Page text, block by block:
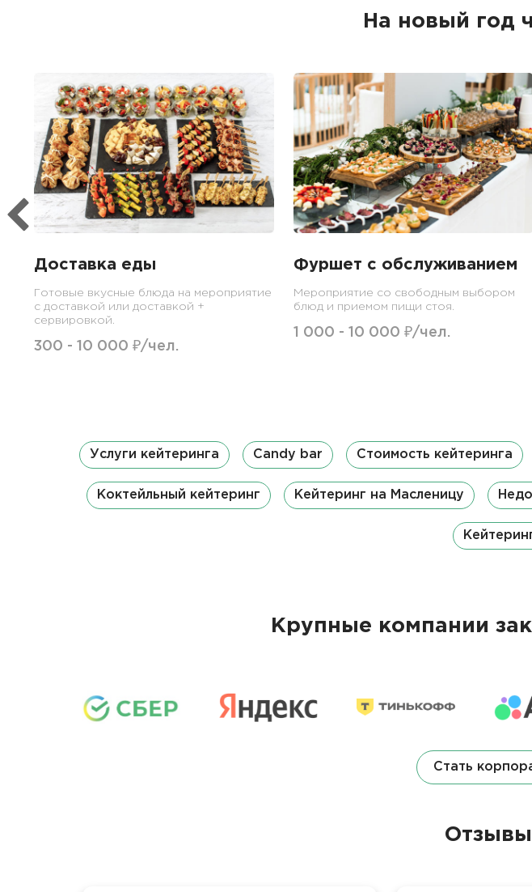
На новый год
Доставка еды
Готовые вкусные блюда на мероприятие
с доставкой или доставкой +
сервировкой.
300 - 10 000 ₽/чел.
Фуршет с обслуживанием
Мероприятие со свободным выбором
блюд и приемом пищи стоя.
1 000 - 10 000 ₽/чел.
Услуги кейтеринга Candy bar Стоимость кейтеринга
Коктейльный кейтеринг Кейтеринг на Масленицу
Крупные компании
Стать
Отзывы